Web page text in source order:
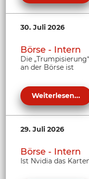
30. Juli 2026
Börse - Intern
Die
an der Börse ist
Weiterlesen...
29. Juli 2026
Börse - Intern
Ist Nvidia das